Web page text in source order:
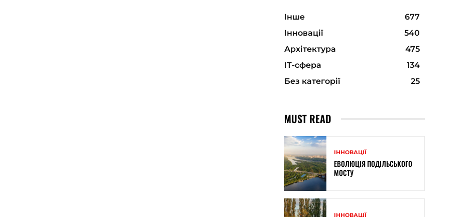
Інше
677
Інновації
540
Архітектура
475
ІТ-сфера
134
Без категорії
25
MUST READ
ІННОВАЦІЇ
ЕВОЛЮЦІЯ ПОДІЛЬСЬКОГО
МОСТУ
ІННОВАЦІЇ